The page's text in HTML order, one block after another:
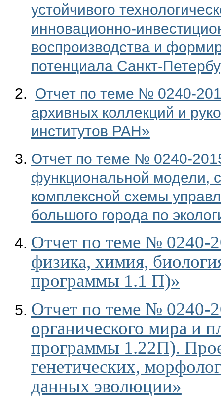
устойчивого
инновационно-
воспроизводства и
потенциала Санкт-
Отчет по теме № 0240-
архивных коллекций и
институтов РАН»
Отчет по теме № 0240-
функциональной модели,
комплексной схемы
большого города по
Отчет по теме № 0240-
физика, химия,
программы 1.1 П)»
Отчет по теме № 0240-
органического мира и
программы 1.22П).
генетических,
данных эволюции»